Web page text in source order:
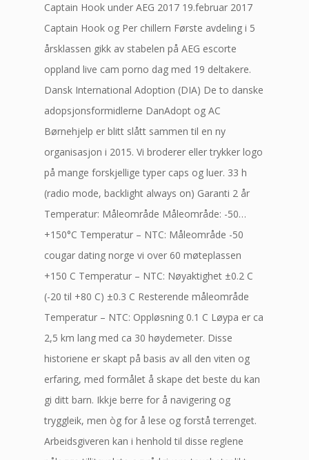
Captain Hook under AEG 2017 19.februar 2017
Captain Hook og Per chillern Første avdeling i 5
årsklassen gikk av stabelen på AEG escorte
oppland live cam porno dag med 19 deltakere.
Dansk International Adoption (DIA) De to danske
adopsjonsformidlerne DanAdopt og AC
Børnehjelp er blitt slått sammen til en ny
organisasjon i 2015. Vi broderer eller trykker logo
på mange forskjellige typer caps og luer. 33 h
(radio mode, backlight always on) Garanti 2 år
Temperatur: Måleområde Måleområde: -50…
+150°C Temperatur – NTC: Måleområde -50
cougar dating norge vi over 60 møteplassen
+150 C Temperatur – NTC: Nøyaktighet ±0.2 C
(-20 til +80 C) ±0.3 C Resterende måleområde
Temperatur – NTC: Oppløsning 0.1 C Løypa er ca
2,5 km lang med ca 30 høydemeter. Disse
historiene er skapt på basis av all den viten og
erfaring, med formålet å skape det beste du kan
gi ditt barn. Ikkje berre for å navigering og
tryggleik, men òg for å lese og forstå terrenget.
Arbeidsgiveren kan i henhold til disse reglene